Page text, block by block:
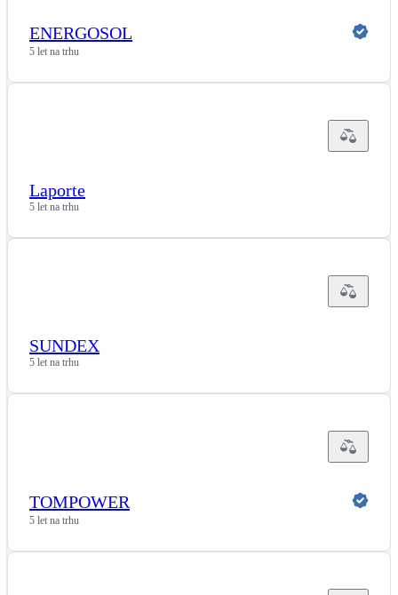
ENERGOSOL
5 let na trhu
Laporte
5 let na trhu
SUNDEX
5 let na trhu
TOMPOWER
5 let na trhu